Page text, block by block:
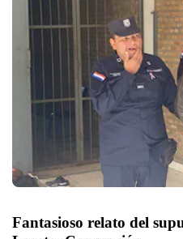
Fantasioso relato del